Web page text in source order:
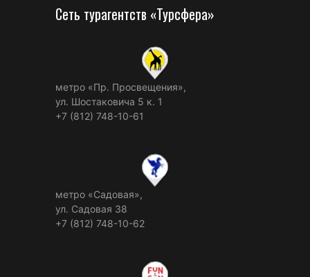
Сеть турагентств «Турсфера»
метро «Пр. Просвещения»,
ул. Шостаковича 5 к. 1
+7 (812) 748-10-61
метро «Садовая»,
ул. Садовая 38
+7 (812) 748-10-62